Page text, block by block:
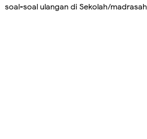
soal-soal ulangan di Sekolah/madrasah